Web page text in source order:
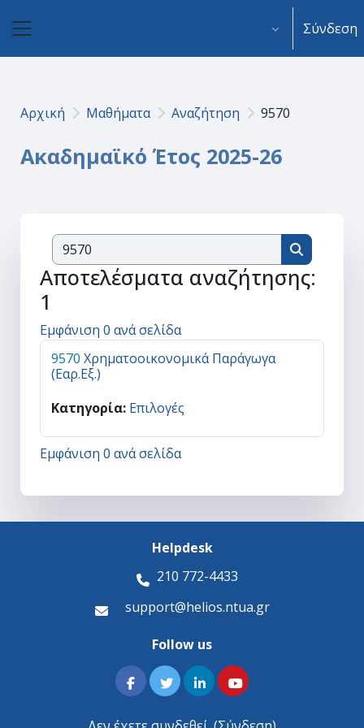
Σύνδεση
Αρχική Μαθήματα Αναζήτηση 9570
Ακαδημαϊκό Έτος 2025-26
Αναζήτηση
Αποτελέσματα αναζήτησης:
1
Εμφάνιση 0 ανά σελίδα
9570 Χρηματοοικονομικά Παράγωγα
(Εαρ.Εξ.)
Κατηγορία: Επιλογές
Εμφάνιση 0 ανά σελίδα
Helpdesk
210 772-4433
support@helios.ntua.gr
Follow us